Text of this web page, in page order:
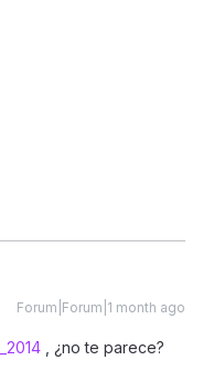
Forum|Forum|1 month ago
, ¿no te parece?